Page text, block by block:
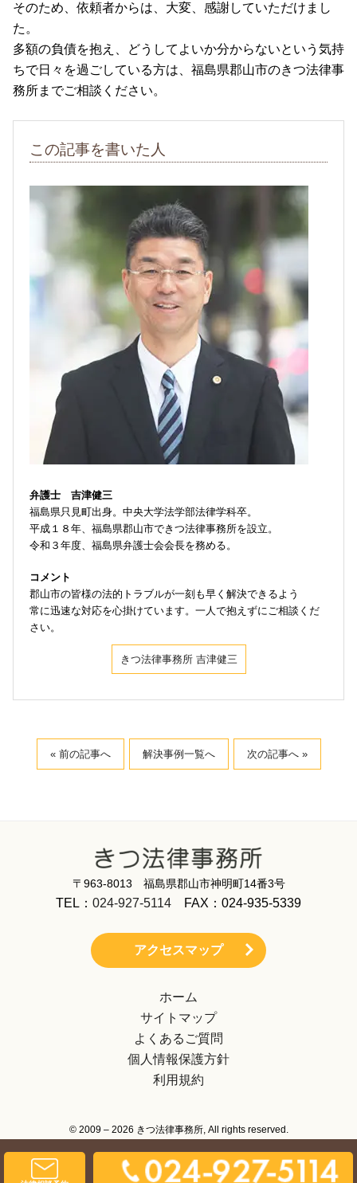
そのため、依頼者からは、大変、感謝していただけまし
た。
多額の負債を抱え、どうしてよいか分からないという気持
ちで日々を過ごしている方は、福島県郡山市のきつ法律事
務所までご相談ください。
この記事を書いた人
弁護士 吉津健三
福島県只見町出身。中央大学法学部法律学科卒。
平成１８年、福島県郡山市できつ法律事務所を設立。
令和３年度、福島県弁護士会会長を務める。
コメント
郡山市の皆様の法的トラブルが一刻も早く解決できるよう
常に迅速な対応を心掛けています。一人で抱えずにご相談くだ
さい。
きつ法律事務所 吉津健三
« 前の記事へ 解決事例一覧へ 次の記事へ »
〒963-8013 福島県郡山市神明町14番3号
TEL： 024-927-5114 FAX：024-935-5339
アクセスマップ
ホーム
サイトマップ
よくあるご質問
個人情報保護方針
利用規約
© 2009 – 2026 きつ法律事務所, All rights reserved.